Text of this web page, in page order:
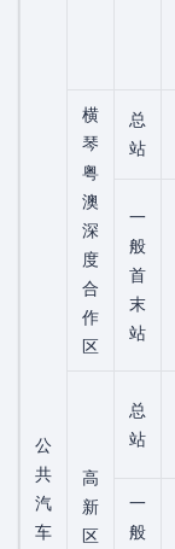
公
共
汽
车
横
琴
粤
澳
深
度
合
作
区
总
站
一
般
首
末
站
高
新
区
总
站
一
般